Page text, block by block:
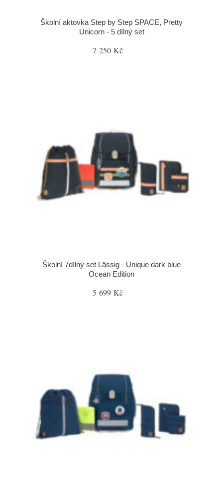
Školní aktovka Step by Step SPACE, Pretty
Unicorn - 5 dílný set
7 250 Kč
Školní 7dílný set Lässig - Unique dark blue
Ocean Edition
5 699 Kč